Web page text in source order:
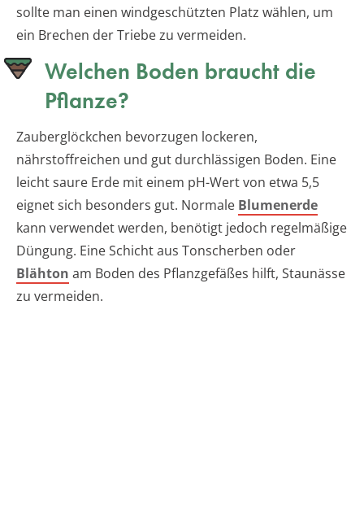
sollte man einen windgeschützten Platz wählen, um
ein Brechen der Triebe zu vermeiden.
Welchen Boden braucht die
Pflanze?
Zauberglöckchen bevorzugen lockeren,
nährstoffreichen und gut durchlässigen Boden. Eine
leicht saure Erde mit einem pH-Wert von etwa 5,5
eignet sich besonders gut. Normale Blumenerde
kann verwendet werden, benötigt jedoch regelmäßige
Düngung. Eine Schicht aus Tonscherben oder
Blähton am Boden des Pflanzgefäßes hilft, Staunässe
zu vermeiden.